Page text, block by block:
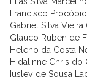
Francisco
Gabriel Silva Vieira
Glauco Ruben de
Heleno da Costa
Hidalinne Chris do
Iusley de Sousa